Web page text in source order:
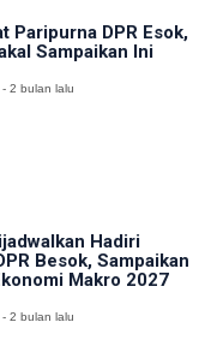
Paripurna DPR Esok,
Sampaikan Ini
2 bulan lalu
Hadiri
Besok, Sampaikan
Makro 2027
2 bulan lalu